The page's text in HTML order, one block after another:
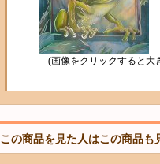
(画像をクリックすると大
この商品を見た人はこの商品も